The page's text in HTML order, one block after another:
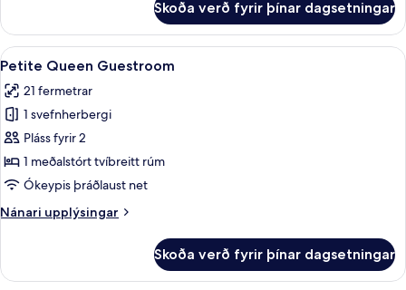
Guestroom
Skoða verð fyrir þínar dagsetningar
Skoða
allar
myndir
fyrir
Petite
Queen
Guestroom
Öryggishólf í herbergi, skrifborð,
20
Petite Queen Guestroom
21 fermetrar
1 svefnherbergi
Pláss fyrir 2
1 meðalstórt tvíbreitt rúm
Ókeypis þráðlaust net
Nánari upplýsingar
Nánari
Queen
Skoða verð fyrir þínar dagsetningar